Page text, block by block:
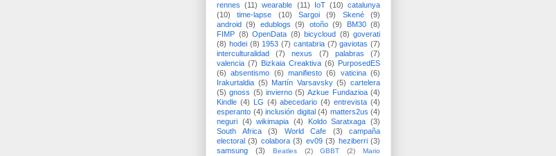
rennes (11) wearable (11) IoT (10) catalunya
(10)
time-lapse (10) Sargoi (9) Skené
(9)
android (9) edublogs (9) otoño (9) BM30 (8)
FIMP (8) OpenData (8) bicycloud (8) goverati
(8) hodei (8) 1953 (7) cantabria (7) gaviotas (7)
interculturalidad
(7) nexus (7) palabras
(7)
valencia (7) Bizkaia Creaktiva (6) PurposedES
(6)
absentismo (6) manifiesto (6) vaticina (6)
Irakurtaldia (5) Martín Varsavsky (5) cartelera
(5) gnoss (5) invierno (5) Azkue Fundazioa (4)
Kindle (4) LG (4) abecedario (4) entrevista (4)
esperanto (4) inclusión digital (4) matters2us (4)
neguri (4) wikimapia (4) Koldo Saratxaga (3)
South Africa
(3) World Cafe (3)
campaña
electoral (3) colabora (3) ev09 (3) heziberri (3)
samsung
(3) Beatles (2) GBBT (2)
Mario